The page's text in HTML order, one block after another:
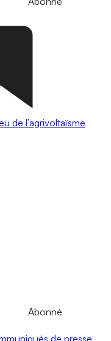
de l’agrivoltaïsme
Abonné
de presse